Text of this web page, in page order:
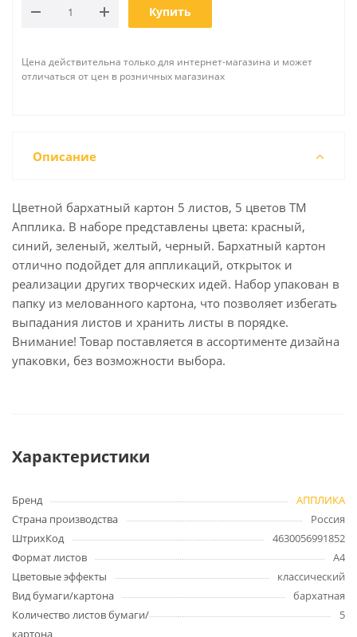
Купить
Цена действительна только для интернет-магазина и может
отличаться от цен в розничных магазинах
Описание
Цветной бархатный картон 5 листов, 5 цветов ТМ
Апплика. В наборе представлены цвета: красный,
синий, зеленый, желтый, черный. Бархатный картон
отлично подойдет для аппликаций, открыток и
реализации других творческих идей. Набор упакован в
папку из мелованного картона, что позволяет избегать
выпадания листов и хранить листы в порядке.
Внимание! Товар поставляется в ассортименте дизайна
упаковки, без возможности выбора.
Характеристики
Бренд
АППЛИКА
Страна производства
Россия
ШтрихКод
4630056991852
Формат листов
А4
Цветовые эффекты
классический
Вид бумаги/картона
бархатная
Количество листов бумаги/
картона
5